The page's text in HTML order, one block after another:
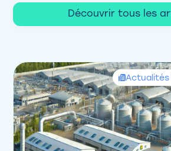
Découvrir tous les
Actualités